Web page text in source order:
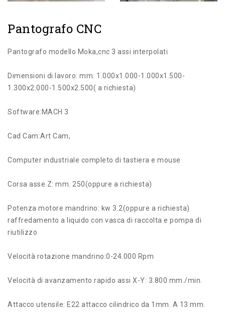
Pantografo CNC
Pantografo modello Moka,cnc 3 assi interpolati
Dimensioni di lavoro: mm. 1.000x1.000-1.000x1.500-
1.300x2.000-1.500x2.500( a richiesta)
Software:MACH 3
Cad Cam:Art Cam,
Computer industriale completo di tastiera e mouse
Corsa asse Z: mm. 250(oppure a richiesta)
Potenza motore mandrino: kw 3.2(oppure a richiesta)
raffredamento a liquido con vasca di raccolta e pompa di
riutilizzo
Velocità rotazione mandrino:0-24.000 Rpm
Velocità di avanzamento rapido assi X-Y: 3.800 mm./min.
Attacco utensile: E22 attacco cilindrico da 1mm. A 13 mm.